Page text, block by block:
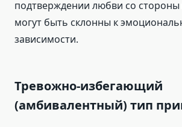
подтверждении любви со стороны
могут быть склонны к
зависимости.
Тревожно-избегающий
(амбивалентный) тип